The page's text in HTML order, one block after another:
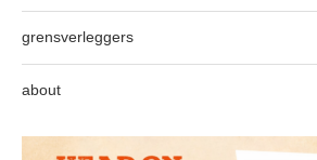
grensverleggers
about